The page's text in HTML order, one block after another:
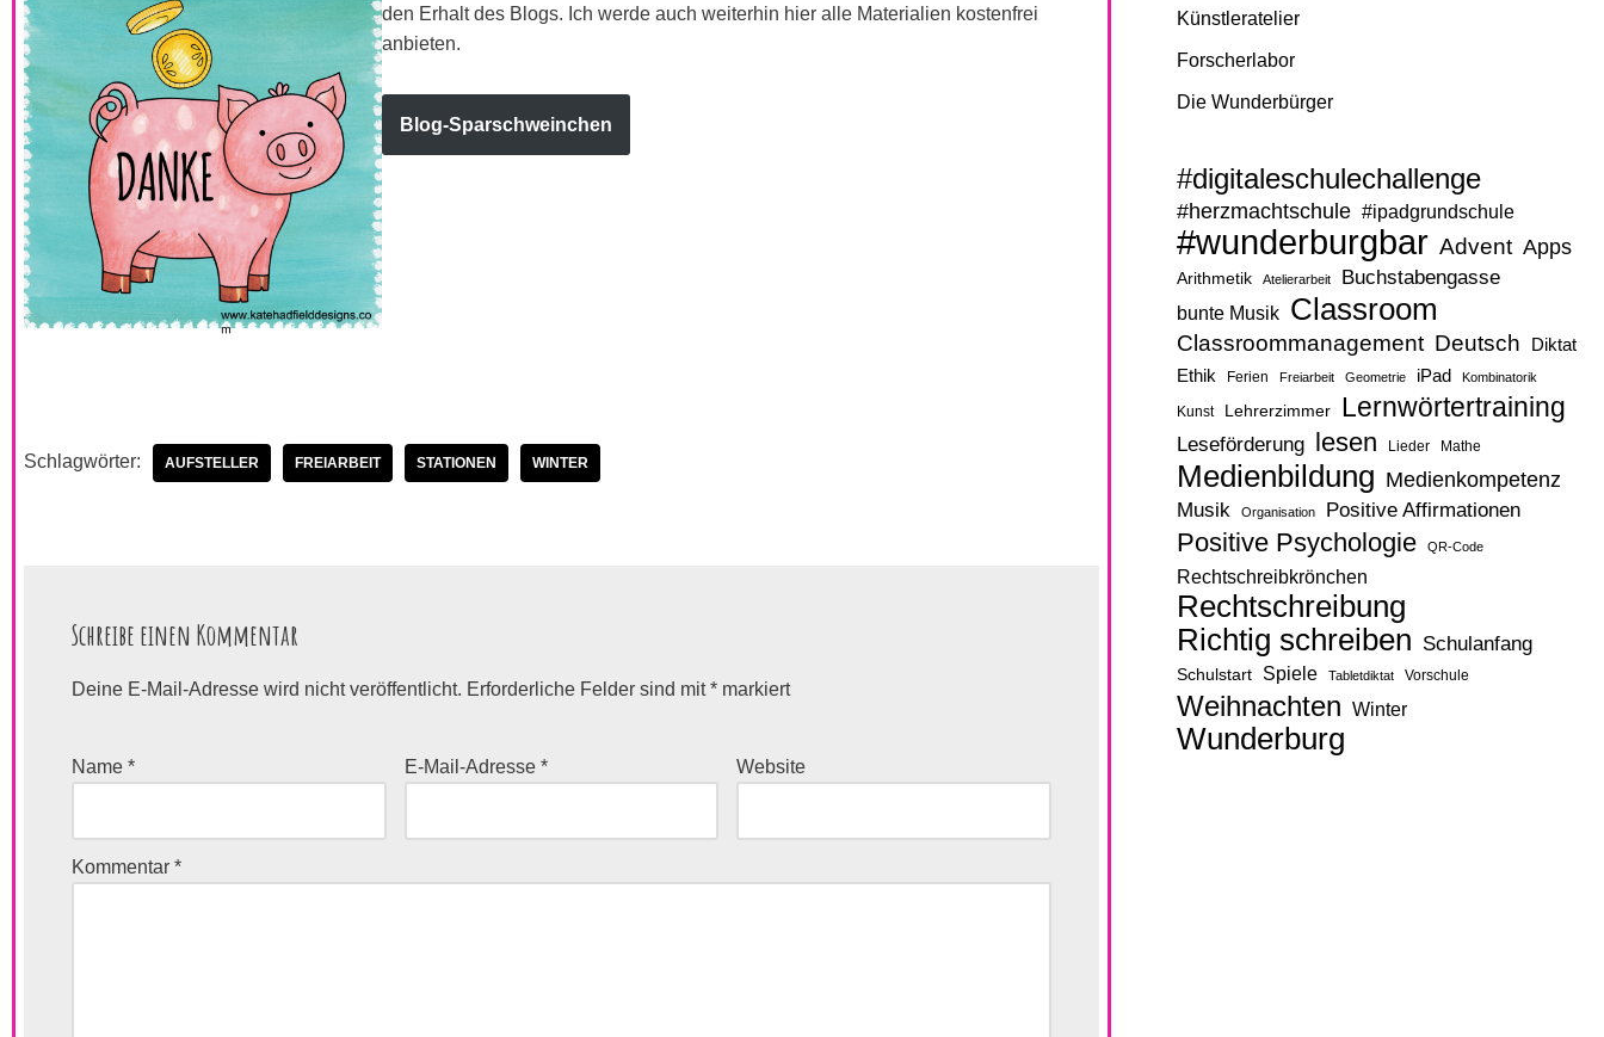
den Erhalt des Blogs. Ich werde auch weiterhin hier alle Materialien kostenfrei
anbieten.
Blog-Sparschweinchen
Schlagwörter: AUFSTELLER FREIARBEIT STATIONEN WINTER
Schreibe einen Kommentar
Deine E-Mail-Adresse wird nicht veröffentlicht. Erforderliche Felder sind mit* markiert
Name * E-Mail-Adresse * Website
Kommentar *
Künstleratelier
Forscherlabor
Die Wunderbürger
#digitaleschulechallenge
#herzmachtschule #ipadgrundschule
#wunderburgbar Advent Apps
Arithmetik Atelierarbeit Buchstabengasse
bunte Musik Classroom
Classroommanagement Deutsch
Diktat
Ethik
Ferien Freiarbeit Geometrie iPad Kombinatorik
Kunst Lehrerzimmer Lernwörtertraining
Leseförderung lesen Lieder Mathe
Medienbildung Medienkompetenz
Musik Organisation Positive Affirmationen
Positive Psychologie QR-Code
Rechtschreibkrönchen
Rechtschreibung
Richtig schreiben Schulanfang
Schulstart Spiele Tabletdiktat Vorschule
Weihnachten Winter
Wunderburg